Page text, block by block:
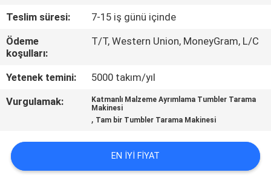
BIZIMLE
ILETIŞIME
BIR
ISTEĞI
Teslim süresi:
7-15 iş günü içinde
Ödeme
koşulları:
T/T, Western Union, MoneyGram, L/C
Yetenek temini:
5000 takım/yıl
Vurgulamak:
Katmanlı Malzeme Ayrımlama Tumbler Tarama
Makinesi
, Tam bir Tumbler Tarama Makinesi
EN IYI FIYAT